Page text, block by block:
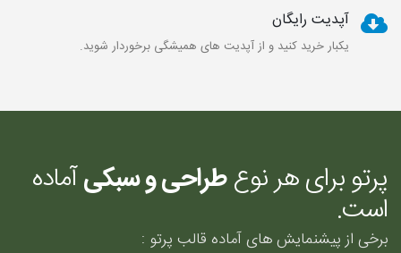
آپدیت رایگان
یکبار خرید کنید و از آپدیت های همیشگی برخوردار شوید.
پرتو برای هر نوعطراحی و سبکیآماده
است.
برخی از پیشنمایش های آماده قالب پرتو :